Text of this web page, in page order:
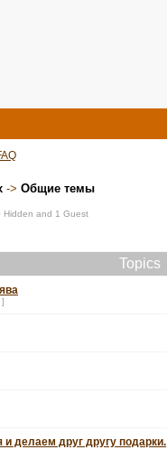
-> Общие темы
Hidden and 1 Guest
Topics
]
делаем друг другу подарки.